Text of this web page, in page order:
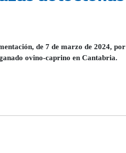
de 7 de marzo de 2024, por
ovino-caprino en Cantabria.